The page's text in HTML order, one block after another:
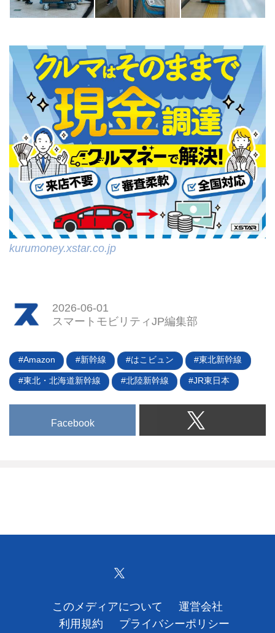
kurumoney.xstar.co.jp
2026-06-01
スマートモビリティJP編集部
Amazon 新幹線 はこビュン 東北新幹線
東北・北海道新幹線 北陸新幹線 JR東日本
Facebook
このメディアについて
運営会社
利用規約
プライバシーポリシー